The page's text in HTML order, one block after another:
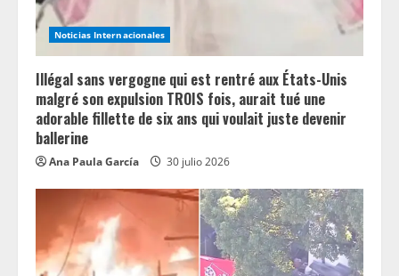
d
i
n
g
Noticias Internacionales
Illégal sans vergogne qui est rentré aux États-Unis
malgré son expulsion TROIS fois, aurait tué une
adorable fillette de six ans qui voulait juste devenir
ballerine
Ana Paula García 30 julio 2026